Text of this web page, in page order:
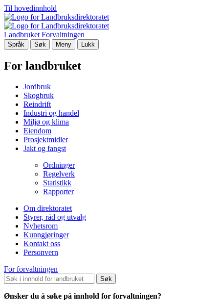
Til hovedinnhold
Landbruket Forvaltningen
Språk Søk Meny Lukk
For landbruket
Jordbruk
Skogbruk
Reindrift
Industri og handel
Miljø og klima
Eiendom
Prosjektmidler
Jakt og fangst
Ordninger
Regelverk
Statistikk
Rapporter
Om direktoratet
Styrer, råd og utvalg
Nyhetsrom
Kunngjøringer
Kontakt oss
Personvern
For forvaltningen
Søk
Ønsker du å søke på innhold for forvaltningen?